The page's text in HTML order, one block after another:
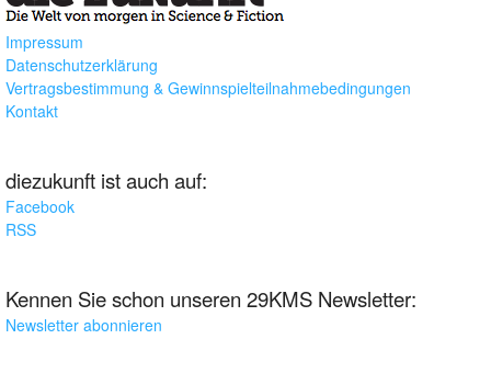
Impressum
Datenschutzerklärung
Vertragsbestimmung & Gewinnspielteilnahmebedingungen
Kontakt
diezukunft ist auch auf:
Facebook
RSS
Kennen Sie schon unseren 29KMS Newsletter:
Newsletter abonnieren